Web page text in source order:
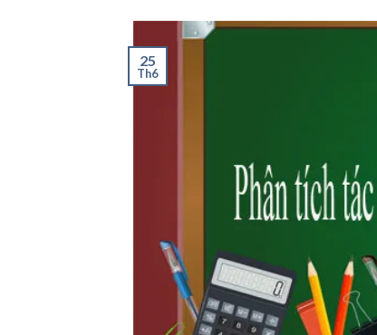
25
Th6